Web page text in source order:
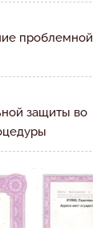
проблемной
защиты во